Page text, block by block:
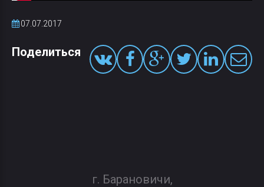
07.07.2017
Поделиться
г. Барановичи,